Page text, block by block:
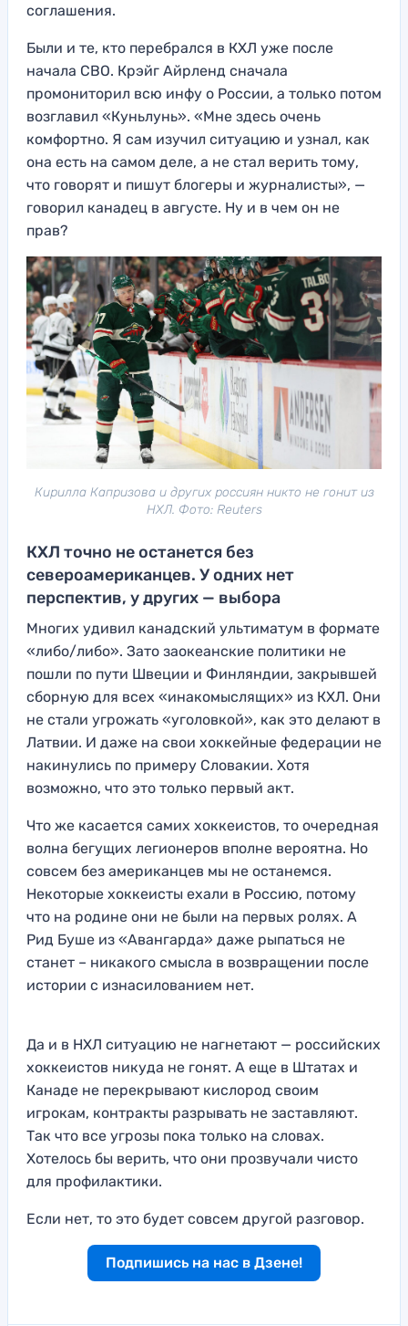
соглашения.
Были и те, кто перебрался в КХЛ уже после
начала СВО. Крэйг Айрленд сначала
промониторил всю инфу о России, а только потом
возглавил «Куньлунь». «Мне здесь очень
комфортно. Я сам изучил ситуацию и узнал, как
она есть на самом деле, а не стал верить тому,
что говорят и пишут блогеры и журналисты», —
говорил канадец в августе. Ну и в чем он не
прав?
Кирилла Капризова и других россиян никто не гонит из
НХЛ. Фото: Reuters
КХЛ точно не останется без
североамериканцев. У одних нет
перспектив, у других — выбора
Многих удивил канадский ультиматум в формате
«либо/либо». Зато заокеанские политики не
пошли по пути Швеции и Финляндии, закрывшей
сборную для всех «инакомыслящих» из КХЛ. Они
не стали угрожать «уголовкой», как это делают в
Латвии. И даже на свои хоккейные федерации не
накинулись по примеру Словакии. Хотя
возможно, что это только первый акт.
Что же касается самих хоккеистов, то очередная
волна бегущих легионеров вполне вероятна. Но
совсем без американцев мы не останемся.
Некоторые хоккеисты ехали в Россию, потому
что на родине они не были на первых ролях. А
Рид Буше из «Авангарда» даже рыпаться не
станет – никакого смысла в возвращении после
истории с изнасилованием нет.
Да и в НХЛ ситуацию не нагнетают — российских
хоккеистов никуда не гонят. А еще в Штатах и
Канаде не перекрывают кислород своим
игрокам, контракты разрывать не заставляют.
Так что все угрозы пока только на словах.
Хотелось бы верить, что они прозвучали чисто
для профилактики.
Если нет, то это будет совсем другой разговор.
Подпишись на нас в Дзене!